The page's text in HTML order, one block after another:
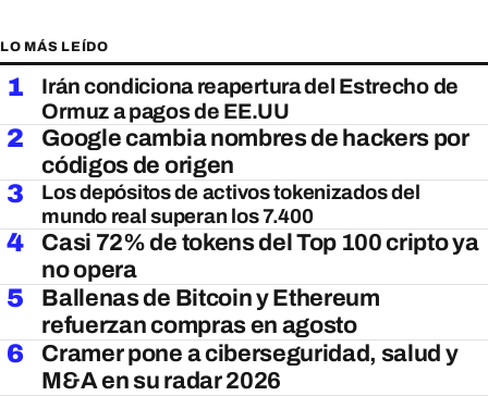
LO MÁS LEÍDO
1
Irán condiciona reapertura del Estrecho de
Ormuz a pagos de EE.UU
2
Google cambia nombres de hackers por
códigos de origen
3
Los depósitos de activos tokenizados del
mundo real superan los 7.400
4
Casi 72% de tokens del Top 100 cripto ya
no opera
5
Ballenas de Bitcoin y Ethereum
refuerzan compras en agosto
6
Cramer pone a ciberseguridad, salud y
M&A en su radar 2026